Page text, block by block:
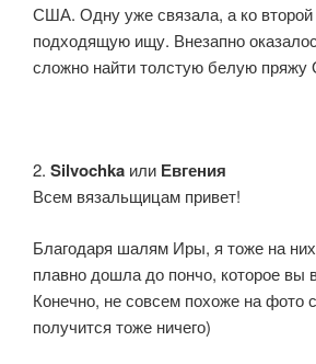
США. Одну уже связала, а ко
подходящую ищу. Внезапно
сложно найти толстую белую пряжу
2. Silvochka или Евгения
Всем вязальщицам привет!
Благодаря шалям Иры, я тоже на
плавно дошла до пончо, которое вы
Конечно, не совсем похоже на фото
получится тоже ничего)